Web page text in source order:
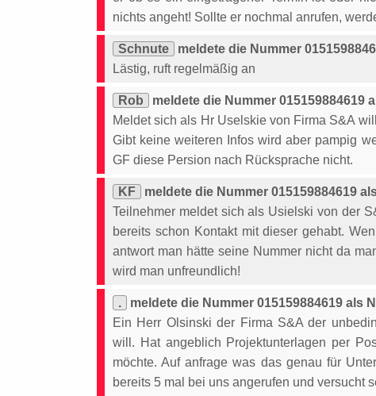
nichts angeht! Sollte er nochmal anrufen,
Schnute
meldete die Nummer
Lästig, ruft regelmäßig an
Rob
meldete die Nummer 015159884619
Meldet sich als Hr Uselskie von Firma S&A
Gibt keine weiteren Infos wird aber pampig
GF diese Persion nach Rücksprache nicht.
KF
meldete die Nummer 015159884619
Teilnehmer meldet sich als Usielski von der
bereits schon Kontakt mit dieser gehabt.
antwort man hätte seine Nummer nicht da
wird man unfreundlich!
.
meldete die Nummer 015159884619 als
Ein Herr Olsinski der Firma S&A der
will. Hat angeblich Projektunterlagen per
möchte. Auf anfrage was das genau für
bereits 5 mal bei uns angerufen und versucht